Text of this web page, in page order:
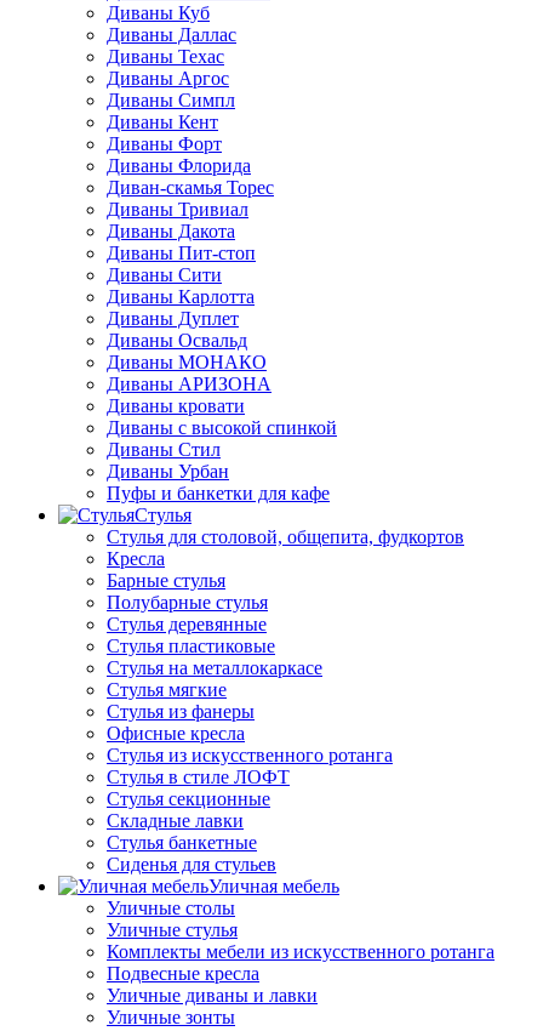
Диваны Куб
Диваны Даллас
Диваны Техас
Диваны Аргос
Диваны Симпл
Диваны Кент
Диваны Форт
Диваны Флорида
Диван-скамья Торес
Диваны Тривиал
Диваны Дакота
Диваны Пит-стоп
Диваны Сити
Диваны Карлотта
Диваны Дуплет
Диваны Освальд
Диваны МОНАКО
Диваны АРИЗОНА
Диваны кровати
Диваны с высокой спинкой
Диваны Стил
Диваны Урбан
Пуфы и банкетки для кафе
Стулья
Стулья для столовой, общепита, фудкортов
Кресла
Барные стулья
Полубарные стулья
Стулья деревянные
Стулья пластиковые
Стулья на металлокаркасе
Стулья мягкие
Стулья из фанеры
Офисные кресла
Стулья из искусственного ротанга
Стулья в стиле ЛОФТ
Стулья секционные
Складные лавки
Стулья банкетные
Сиденья для стульев
Уличная мебель
Уличные столы
Уличные стулья
Комплекты мебели из искусственного ротанга
Подвесные кресла
Уличные диваны и лавки
Уличные зонты